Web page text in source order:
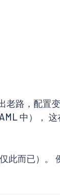
老路，配置
中），
此而已）。